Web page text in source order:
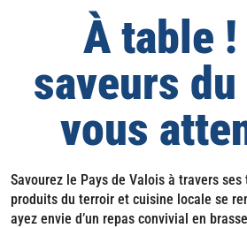
À table !
saveurs
vous
Savourez le Pays de Valois à travers
produits du terroir et cuisine locale se
ayez envie d’un repas convivial en